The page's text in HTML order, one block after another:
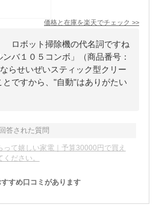
価格と在庫を楽天でチェック >>
ロボット掃除機の代名詞ですね
バ１０５コンボ」（商品番号：
らせいぜいスティック型クリー
ですから、"自動"はありがたい
回答された質問
って嬉しい家電｜予算30000円で買え
ださい。
すめ口コミがあります